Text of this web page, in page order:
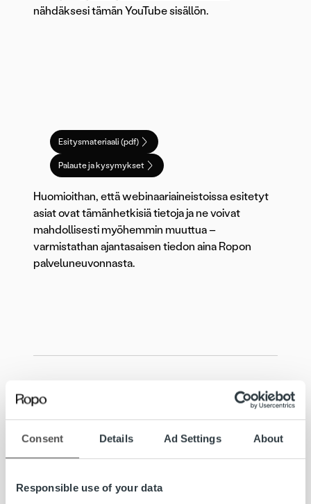
Consent Details Ad Settings About
Responsible use of your data
nähdäksesi tämän YouTube sisällön.
Esitysmateriaali (pdf)
Palaute ja kysymykset
Huomioithan, että webinaariaineistoissa esitetyt
asiat ovat tämänhetkisiä tietoja ja ne voivat
mahdollisesti myöhemmin muuttua –
varmistathan ajantasaisen tiedon aina Ropon
palveluneuvonnasta.
Webinaarin Q&A
webinaarissa esitettyihin kysymyksiin.